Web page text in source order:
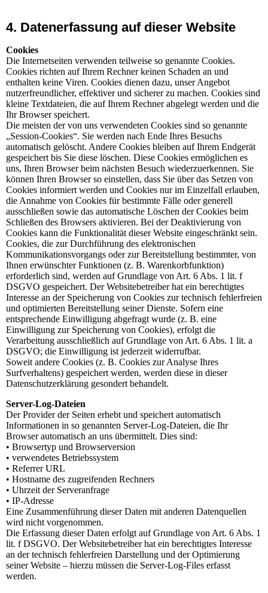
4. Datenerfassung auf dieser Website
Cookies
Die Internetseiten verwenden teilweise so genannte Cookies.
Cookies richten auf Ihrem Rechner keinen Schaden an und
enthalten keine Viren. Cookies dienen dazu, unser Angebot
nutzerfreundlicher, effektiver und sicherer zu machen. Cookies sind
kleine Textdateien, die auf Ihrem Rechner abgelegt werden und die
Ihr Browser speichert.
Die meisten der von uns verwendeten Cookies sind so genannte
„Session-Cookies“. Sie werden nach Ende Ihres Besuchs
automatisch gelöscht. Andere Cookies bleiben auf Ihrem Endgerät
gespeichert bis Sie diese löschen. Diese Cookies ermöglichen es
uns, Ihren Browser beim nächsten Besuch wiederzuerkennen. Sie
können Ihren Browser so einstellen, dass Sie über das Setzen von
Cookies informiert werden und Cookies nur im Einzelfall erlauben,
die Annahme von Cookies für bestimmte Fälle oder generell
ausschließen sowie das automatische Löschen der Cookies beim
Schließen des Browsers aktivieren. Bei der Deaktivierung von
Cookies kann die Funktionalität dieser Website eingeschränkt sein.
Cookies, die zur Durchführung des elektronischen
Kommunikationsvorgangs oder zur Bereitstellung bestimmter, von
Ihnen erwünschter Funktionen (z. B. Warenkorbfunktion)
erforderlich sind, werden auf Grundlage von Art. 6 Abs. 1 lit. f
DSGVO gespeichert. Der Websitebetreiber hat ein berechtigtes
Interesse an der Speicherung von Cookies zur technisch fehlerfreien
und optimierten Bereitstellung seiner Dienste. Sofern eine
entsprechende Einwilligung abgefragt wurde (z. B. eine
Einwilligung zur Speicherung von Cookies), erfolgt die
Verarbeitung ausschließlich auf Grundlage von Art. 6 Abs. 1 lit. a
DSGVO; die Einwilligung ist jederzeit widerrufbar.
Soweit andere Cookies (z. B. Cookies zur Analyse Ihres
Surfverhaltens) gespeichert werden, werden diese in dieser
Datenschutzerklärung gesondert behandelt.
Server-Log-Dateien
Der Provider der Seiten erhebt und speichert automatisch
Informationen in so genannten Server-Log-Dateien, die Ihr
Browser automatisch an uns übermittelt. Dies sind:
• Browsertyp und Browserversion
• verwendetes Betriebssystem
• Referrer URL
• Hostname des zugreifenden Rechners
• Uhrzeit der Serveranfrage
• IP-Adresse
Eine Zusammenführung dieser Daten mit anderen Datenquellen
wird nicht vorgenommen.
Die Erfassung dieser Daten erfolgt auf Grundlage von Art. 6 Abs. 1
lit. f DSGVO. Der Websitebetreiber hat ein berechtigtes Interesse
an der technisch fehlerfreien Darstellung und der Optimierung
seiner Website – hierzu müssen die Server-Log-Files erfasst
werden.